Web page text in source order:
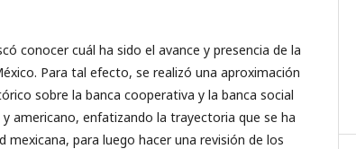
conocer cuál ha sido el avance y presencia de la
Para tal efecto, se realizó una aproximación
sobre la banca cooperativa y la banca social
americano, enfatizando la trayectoria que se ha
mexicana, para luego hacer una revisión de los